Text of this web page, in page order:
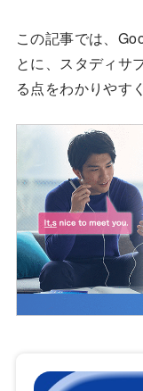
この記事では、
とに、スタディサ
る点をわかりやす